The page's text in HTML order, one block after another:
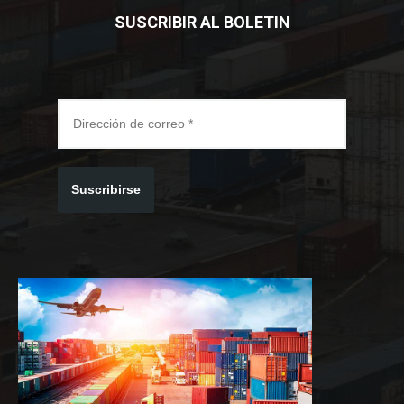
SUSCRIBIR AL BOLETIN
Suscribirse